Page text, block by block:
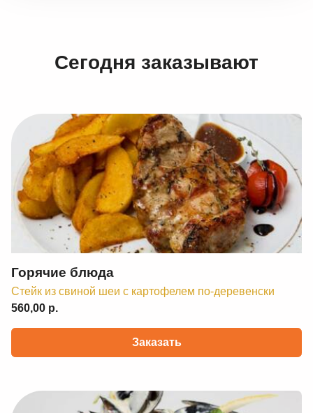
Сегодня заказывают
Горячие блюда
Стейк из свиной шеи с картофелем по-деревенски
560,00 р.
Заказать